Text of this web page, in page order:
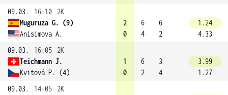
09.03.
16:10
2K
Muguruza G. (9)
Anisimova A.
2
0
6
4
6
2
1.24
4.33
09.03.
16:05
2K
Teichmann J.
Kvitová P. (4)
1
0
6
2
3
4
3.99
1.27
09.03.
14:05
2K